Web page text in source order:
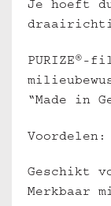
Je hoeft
PURIZE®-
“Made in
Voordelen:
Geschikt
Merkbaar